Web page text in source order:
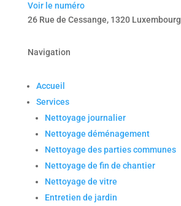
Voir le numéro
26 Rue de Cessange, 1320 Luxembourg
Navigation
Accueil
Services
Nettoyage journalier
Nettoyage déménagement
Nettoyage des parties communes
Nettoyage de fin de chantier
Nettoyage de vitre
Entretien de jardin